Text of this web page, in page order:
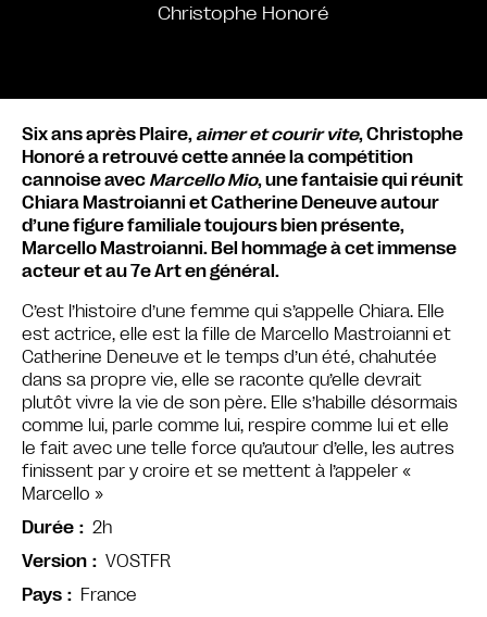
Christophe Honoré
Six ans après Plaire,aimer et courir vite, Christophe
Honoré a retrouvé cette année la compétition
cannoise avec Marcello Mio, une fantaisie qui réunit
Chiara Mastroianni et Catherine Deneuve autour
d’une figure familiale toujours bien présente,
Marcello Mastroianni. Bel hommage à cet immense
acteur et au 7e Art en général.
C’est l’histoire d’une femme qui s’appelle Chiara. Elle
est actrice, elle est la fille de Marcello Mastroianni et
Catherine Deneuve et le temps d’un été, chahutée
dans sa propre vie, elle se raconte qu’elle devrait
plutôt vivre la vie de son père. Elle s’habille désormais
comme lui, parle comme lui, respire comme lui et elle
le fait avec une telle force qu’autour d’elle, les autres
finissent par y croire et se mettent à l’appeler «
Marcello »
Durée
2h
Version
VOSTFR
Pays
France